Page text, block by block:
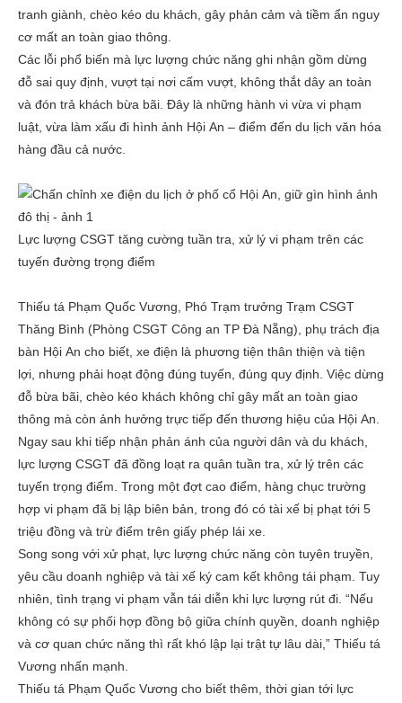
tranh giành, chèo kéo du khách, gây phản cảm và tiềm ẩn nguy
cơ mất an toàn giao thông.
Các lỗi phổ biến mà lực lượng chức năng ghi nhận gồm dừng
đỗ sai quy định, vượt tại nơi cấm vượt, không thắt dây an toàn
và đón trả khách bừa bãi. Đây là những hành vi vừa vi phạm
luật, vừa làm xấu đi hình ảnh Hội An – điểm đến du lịch văn hóa
hàng đầu cả nước.
Lực lượng CSGT tăng cường tuần tra, xử lý vi phạm trên các
tuyến đường trọng điểm
Thiếu tá Phạm Quốc Vương, Phó Trạm trưởng Trạm CSGT
Thăng Bình (Phòng CSGT Công an TP Đà Nẵng), phụ trách địa
bàn Hội An cho biết, xe điện là phương tiện thân thiện và tiện
lợi, nhưng phải hoạt động đúng tuyến, đúng quy định. Việc dừng
đỗ bừa bãi, chèo kéo khách không chỉ gây mất an toàn giao
thông mà còn ảnh hưởng trực tiếp đến thương hiệu của Hội An.
Ngay sau khi tiếp nhận phản ánh của người dân và du khách,
lực lượng CSGT đã đồng loạt ra quân tuần tra, xử lý trên các
tuyến trọng điểm. Trong một đợt cao điểm, hàng chục trường
hợp vi phạm đã bị lập biên bản, trong đó có tài xế bị phạt tới 5
triệu đồng và trừ điểm trên giấy phép lái xe.
Song song với xử phạt, lực lượng chức năng còn tuyên truyền,
yêu cầu doanh nghiệp và tài xế ký cam kết không tái phạm. Tuy
nhiên, tình trạng vi phạm vẫn tái diễn khi lực lượng rút đi. “Nếu
không có sự phối hợp đồng bộ giữa chính quyền, doanh nghiệp
và cơ quan chức năng thì rất khó lập lại trật tự lâu dài,” Thiếu tá
Vương nhấn mạnh.
Thiếu tá Phạm Quốc Vương cho biết thêm, thời gian tới lực